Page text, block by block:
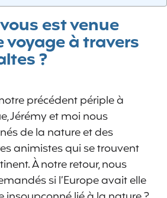
est venue
voyage à travers
?
précédent périple à
Jérémy et moi nous
de la nature et des
animistes qui se trouvent
À notre retour, nous
si l’Europe avait elle